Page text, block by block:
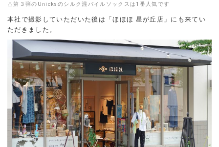
△第３弾のUnicksのシルク混パイルソックスは1番人気です
本社で撮影していただいた後は「ほほほ 星が丘店」にも来てい
ただきました。